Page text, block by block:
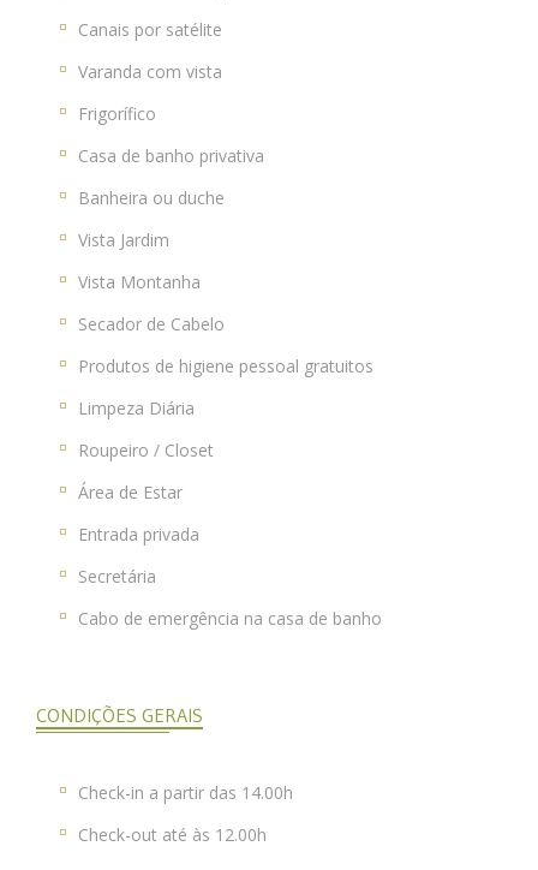
Canais por satélite
Varanda com vista
Frigorífico
Casa de banho privativa
Banheira ou duche
Vista Jardim
Vista Montanha
Secador de Cabelo
Produtos de higiene pessoal gratuitos
Limpeza Diária
Roupeiro / Closet
Área de Estar
Entrada privada
Secretária
Cabo de emergência na casa de banho
CONDIÇÕES GERAIS
Check-in a partir das 14.00h
Check-out até às 12.00h